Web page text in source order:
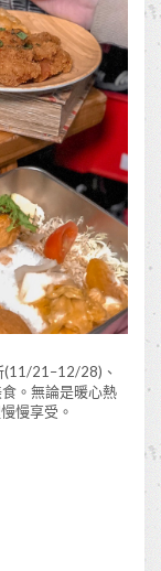
(11/21–12/28)、
。無論是暖心熱
慢享受。